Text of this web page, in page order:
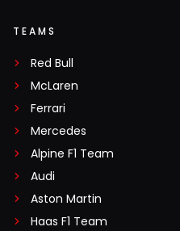
TEAMS
Red Bull
McLaren
Ferrari
Mercedes
Alpine F1 Team
Audi
Aston Martin
Haas F1 Team